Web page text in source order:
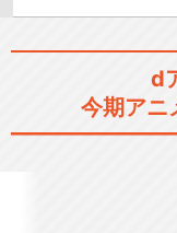
シリーズ／関連のアニ
d
今期アニ